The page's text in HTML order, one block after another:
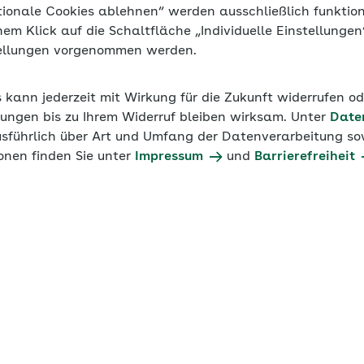
Cookies ablehnen“ werden ausschließlich
Klick auf die Schaltfläche „Individuelle
vorgenommen werden.
kann jederzeit mit Wirkung für die Zukunft widerrufen
bis zu Ihrem Widerruf bleiben wirksam. Unter
über Art und Umfang der Datenverarbeitung
finden Sie unter
Impressum und Barrierefreiheit